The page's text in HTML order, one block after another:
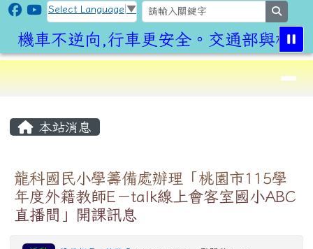
跳至主內容區
CLPS Site
Select Language ▼
機車不逆向,行車更安全。交通部與桃園
⏸
導覽列
本站消息
龍科國民小學籌備處辦理「桃園市115學
年度外籍教師E－talk線上會客室國小ABC
直播間」開課訊息